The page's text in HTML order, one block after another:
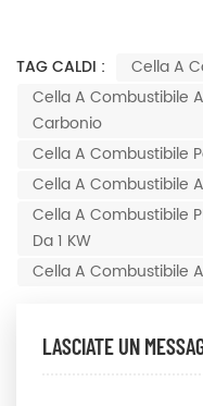
TAG CALDI :
Cella A
Cella A Combustibile
Carbonio
Cella A Combustibile
Cella A Combustibile
Cella A Combustibile
Da 1 KW
Cella A Combustibile
LASCIATE UN